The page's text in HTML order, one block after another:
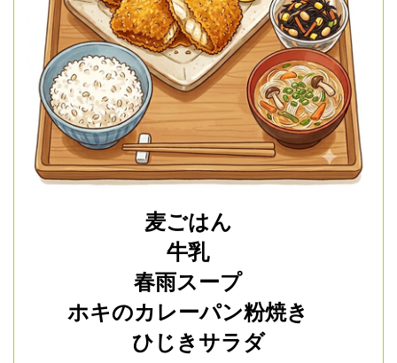
麦ごはん
牛乳
春雨スープ
ホキのカレーパン粉焼き
ひじきサラダ